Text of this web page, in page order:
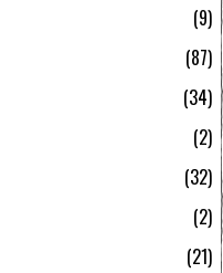
9
87
34
2
32
2
21